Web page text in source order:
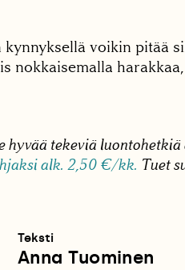
kynnyksellä voikin pitää
nokkaisemalla
hyvää tekeviä luontohetkiä
alk. 2,50 €/kk. Tuet
Teksti
Anna Tuominen